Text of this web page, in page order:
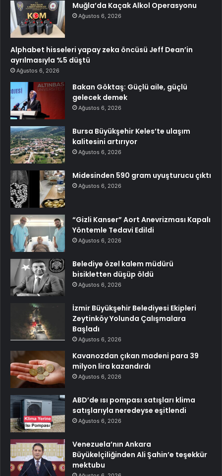
Muğla’da Kaçak Alkol Operasyonu
Ağustos 6, 2026
Alphabet hisseleri yapay zeka öncüsü Jeff Dean’in
ayrılmasıyla %5 düştü
Ağustos 6, 2026
Bakan Göktaş: Güçlü aile, güçlü
gelecek demek
Ağustos 6, 2026
Bursa Büyükşehir Keles’te ulaşım
kalitesini artırıyor
Ağustos 6, 2026
Midesinden 590 gram uyuşturucu çıktı
Ağustos 6, 2026
“Gizli Kanser” Aort Anevrizması Kapalı
Yöntemle Tedavi Edildi
Ağustos 6, 2026
Belediye özel kalem müdürü
bisikletten düşüp öldü
Ağustos 6, 2026
İzmir Büyükşehir Belediyesi Ekipleri
Zeytinköy Yolunda Çalışmalara
Başladı
Ağustos 6, 2026
Kavanozdan çıkan madeni para 39
milyon lira kazandırdı
Ağustos 6, 2026
ABD’de ısı pompası satışları klima
satışlarıyla neredeyse eşitlendi
Ağustos 6, 2026
Venezuela’nın Ankara
Büyükelçiliğinden Ali Şahin’e teşekkür
mektubu